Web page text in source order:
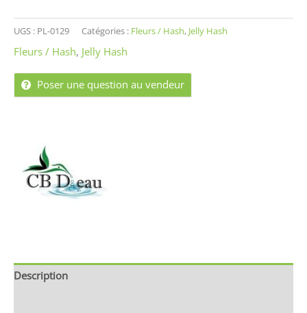
UGS : PL-0129 Catégories : Fleurs / Hash, Jelly Hash
Fleurs / Hash, Jelly Hash
Poser une question au vendeur
Description